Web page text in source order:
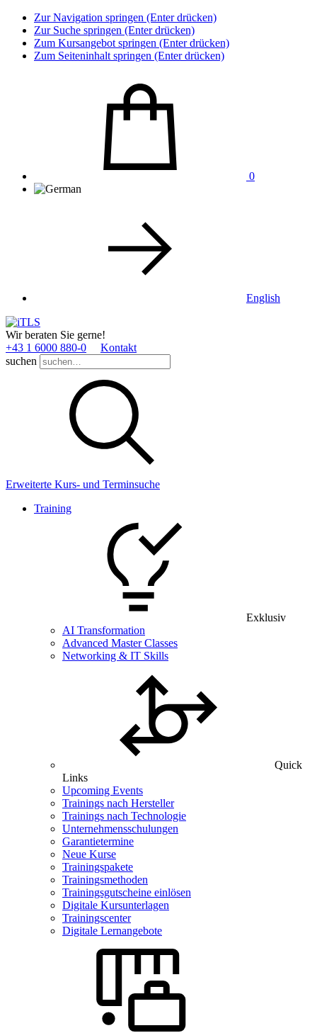
Zur Navigation springen (Enter drücken)
Zur Suche springen (Enter drücken)
Zum Kursangebot springen (Enter drücken)
Zum Seiteninhalt springen (Enter drücken)
0
English
Wir beraten Sie gerne!
+43 1 6000 880­-0
Kontakt
suchen
Erweiterte Kurs- und Terminsuche
Training
Exklusiv
AI Transformation
Advanced Master Classes
Networking & IT Skills
Quick
Links
Upcoming Events
Trainings nach Hersteller
Trainings nach Technologie
Unternehmensschulungen
Garantietermine
Neue Kurse
Trainingspakete
Trainingsmethoden
Trainingsgutscheine einlösen
Digitale Kursunterlagen
Trainingscenter
Digitale Lernangebote